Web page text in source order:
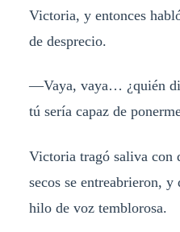
Victoria, y entonces
de desprecio.
—Vaya, vaya… ¿quién
tú sería capaz de
Victoria tragó saliva con
secos se entreabrieron, y
hilo de voz temblorosa.